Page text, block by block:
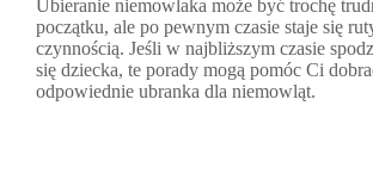
Ubieranie niemowlaka może być trochę
początku, ale po pewnym czasie staje się
czynnością. Jeśli w najbliższym czasie
się dziecka, te porady mogą pomóc Ci
odpowiednie ubranka dla niemowląt.